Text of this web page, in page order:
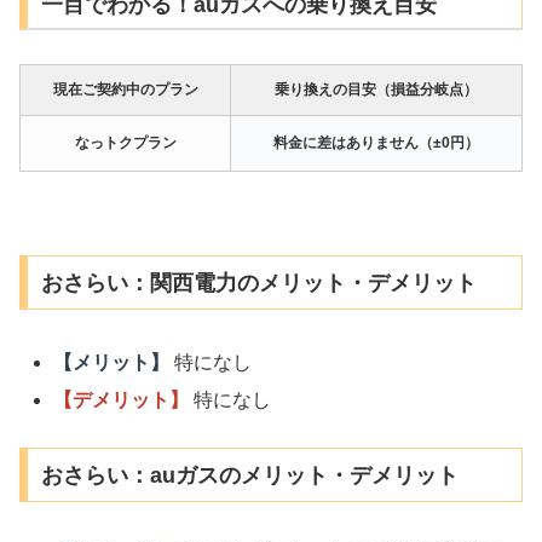
現在ご契約中のプラン 乗り換えの目安（損益分岐点）
なっトクプラン 料金に差はありません（±0円）
おさらい：関西電力のメリット・デメリット
【メリット】
特になし
【デメリット】
特になし
おさらい：auガスのメリット・デメリット